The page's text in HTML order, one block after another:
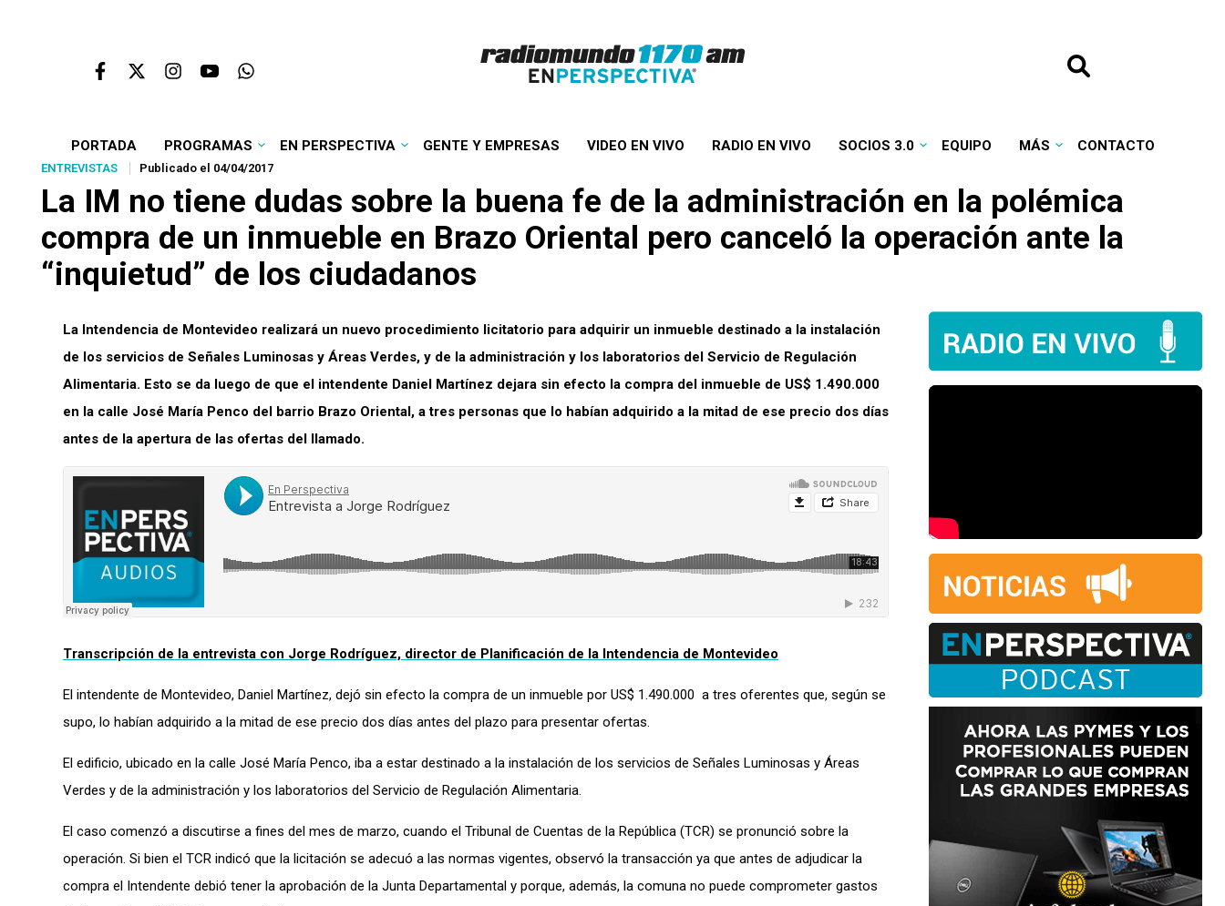
PORTADA PROGRAMAS EN PERSPECTIVA GENTE Y EMPRESAS VIDEO EN VIVO RADIO EN VIVO SOCIOS 3.0 EQUIPO MÁS CONTACTO
ENTREVISTAS Publicado el 04/04/2017
La IM no tiene dudas sobre la buena fe de la administración en la polémica
compra de un inmueble en Brazo Oriental pero canceló la operación ante la
“inquietud” de los ciudadanos
La Intendencia de Montevideo realizará un nuevo procedimiento licitatorio para adquirir un inmueble destinado a la instalación
de los servicios de Señales Luminosas y Áreas Verdes, y de la administración y los laboratorios del Servicio de Regulación
Alimentaria. Esto se da luego de que el intendente Daniel Martínez dejara sin efecto la compra del inmueble de US$ 1.490.000
en la calle José María Penco del barrio Brazo Oriental, a tres personas que lo habían adquirido a la mitad de ese precio dos días
antes de la apertura de las ofertas del llamado.
Transcripción de la entrevista con Jorge Rodríguez, director de Planificación de la Intendencia de Montevideo
El intendente de Montevideo, Daniel Martínez, dejó sin efecto la compra de un inmueble por US$ 1.490.000 a tres oferentes que, según se
supo, lo habían adquirido a la mitad de ese precio dos días antes del plazo para presentar ofertas.
El edificio, ubicado en la calle José María Penco, iba a estar destinado a la instalación de los servicios de Señales Luminosas y Áreas
Verdes y de la administración y los laboratorios del Servicio de Regulación Alimentaria.
El caso comenzó a discutirse a fines del mes de marzo, cuando el Tribunal de Cuentas de la República (TCR) se pronunció sobre la
operación. Si bien el TCR indicó que la licitación se adecuó a las normas vigentes, observó la transacción ya que antes de adjudicar la
compra el Intendente debió tener la aprobación de la Junta Departamental y porque, además, la comuna no puede comprometer gastos